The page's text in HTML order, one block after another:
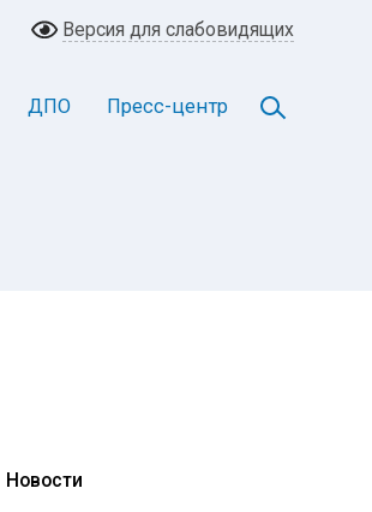
Версия для слабовидящих
ДПО Пресс-центр
Новости